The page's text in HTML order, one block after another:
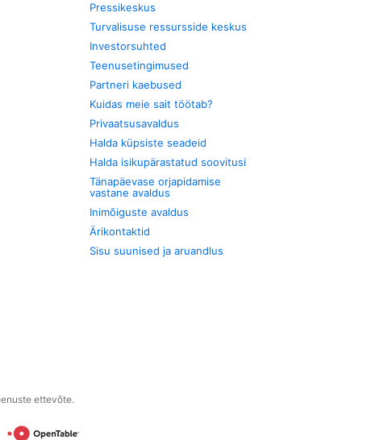
Pressikeskus
Turvalisuse ressursside keskus
Investorsuhted
Teenusetingimused
Partneri kaebused
Kuidas meie sait töötab?
Privaatsusavaldus
Halda küpsiste seadeid
Halda isikupärastatud soovitusi
Tänapäevase orjapidamise
vastane avaldus
Inimõiguste avaldus
Ärikontaktid
Sisu suunised ja aruandlus
ettevõte.